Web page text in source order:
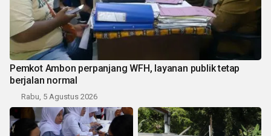
Pemkot Ambon perpanjang WFH, layanan publik tetap
berjalan normal
Rabu, 5 Agustus 2026